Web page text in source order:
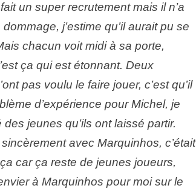
un super recrutement mais il n’a
j’estime qu’il aurait pu se
chacun voit midi à sa porte,
ça qui est étonnant. Deux
pas voulu le faire jouer, c’est qu’il
d’expérience pour Michel, je
jeunes qu’ils ont laissé partir.
avec Marquinhos, c’était
car ça reste de jeunes joueurs,
à Marquinhos pour moi sur le